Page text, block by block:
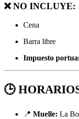
❌ NO INCLUYE:
Cena
Barra libre
Impuesto
🕒
📍 Muelle: La